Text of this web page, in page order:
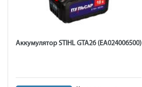
Аккумулятор STIHL GTA26 (EA024006500)